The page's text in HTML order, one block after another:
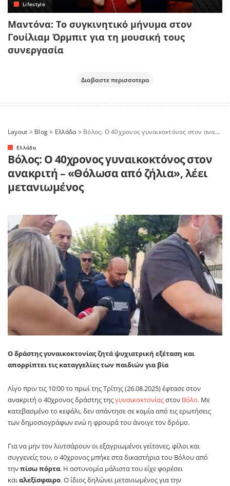
Lifestyle
Μαντόνα: Το συγκινητικό μήνυμα στον
Γουίλιαμ Όρμπιτ για τη μουσική τους
συνεργασία
Διαβαστε περισσοτερα
Layout > Blog> Ελλάδα> Βόλος: Ο 40χρονος γυναικοκτόνος στον ανακριτή – «Θόλωσα από ζήλια», λέει μετανιωμένος
Ελλάδα
Βόλος: Ο 40χρονος γυναικοκτόνος στον
ανακριτή – «Θόλωσα από ζήλια», λέει
μετανιωμένος
Ο δράστης γυναικοκτονίας ζητά ψυχιατρική εξέταση και
απορρίπτει τις καταγγελίες των παιδιών για βία
Λίγο πριν τις 10:00 το πρωί της Τρίτης (26.08.2025) έφτασε στον
ανακριτή ο 40χρονος δράστης τηςγυναικοκτονίαςστον Βόλο. Με
κατεβασμένο το κεφάλι, δεν απάντησε σε καμία από τις ερωτήσεις
των δημοσιογράφων ενώ η φρουρά του άνοιγε τον δρόμο.
Για να μην τον λιντσάρουν οι εξαγριωμένοι γείτονες, φίλοι και
συγγενείς του, ο 40χρονος μπήκε στα δικαστήρια του Βόλου από
τηνπίσω πόρτα. Η αστυνομία μάλιστα του είχε φορέσει
καιαλεξίσφαιρο. Ο ίδιος δηλώνει μετανιωμένος για την